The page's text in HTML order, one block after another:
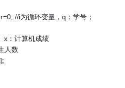
//i为循环变量，q：学号；
x：计算机成绩
人数